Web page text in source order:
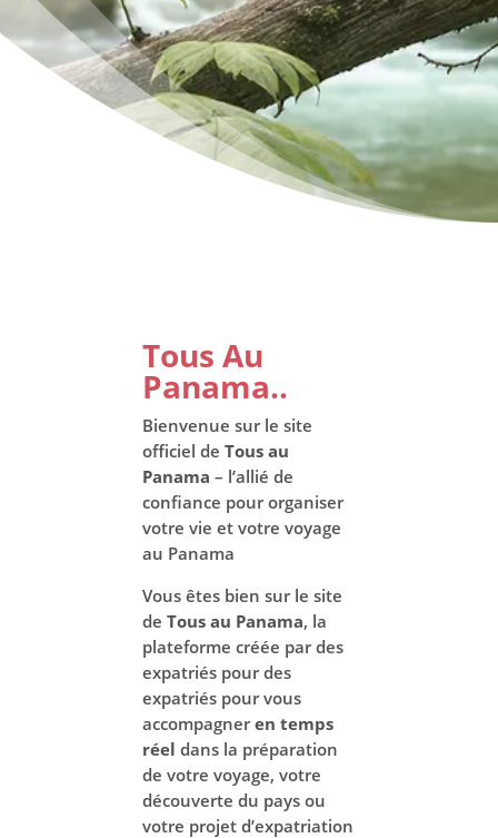
Tous Au
Panama..
Bienvenue sur le site
officiel de Tous au
Panama – l’allié de
confiance pour organiser
votre vie et votre voyage
au Panama
Vous êtes bien sur le site
de Tous au Panama, la
plateforme créée par des
expatriés pour des
expatriés pour vous
accompagneren temps
réel dans la préparation
de votre voyage, votre
découverte du pays ou
votre projet d’expatriation